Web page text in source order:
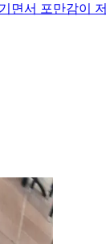
면서 포만감이